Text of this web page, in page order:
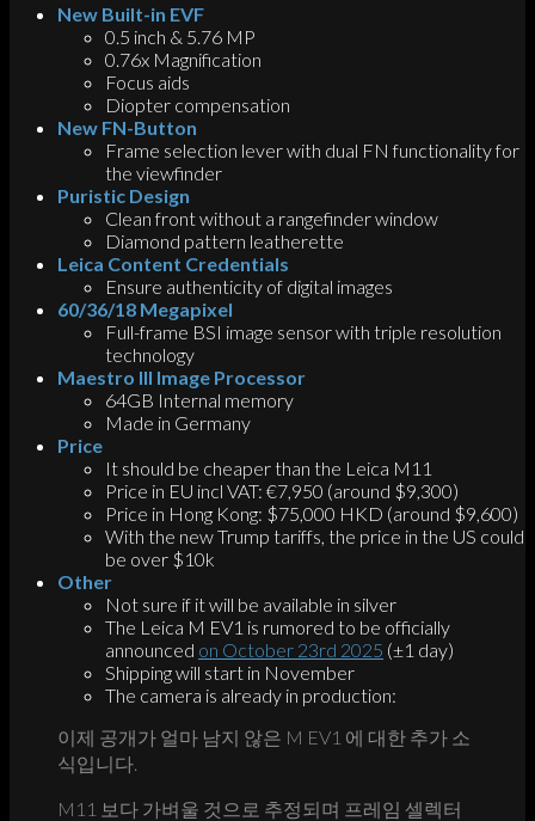
New Built-in EVF
0.5 inch & 5.76 MP
0.76x Magnification
Focus aids
Diopter compensation
New FN-Button
Frame selection lever with dual FN functionality for
the viewfinder
Puristic Design
Clean front without a rangefinder window
Diamond pattern leatherette
Leica Content Credentials
Ensure authenticity of digital images
60/36/18 Megapixel
Full-frame BSI image sensor with triple resolution
technology
Maestro III Image Processor
64GB Internal memory
Made in Germany
Price
It should be cheaper than the Leica M11
Price in EU incl VAT: €7,950 (around $9,300)
Price in Hong Kong: $75,000 HKD (around $9,600)
With the new Trump tariffs, the price in the US could
be over $10k
Other
Not sure if it will be available in silver
The Leica M EV1 is rumored to be officially
announced on October 23rd 2025 (±1 day)
Shipping will start in November
The camera is already in production:
이제 공개가 얼마 남지 않은 M EV1 에 대한 추가 소
식입니다.
M11 보다 가벼울 것으로 추정되며 프레임 셀렉터